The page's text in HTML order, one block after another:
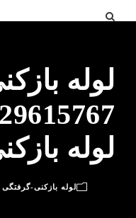
لوله
لوله
لوله بازکنی-